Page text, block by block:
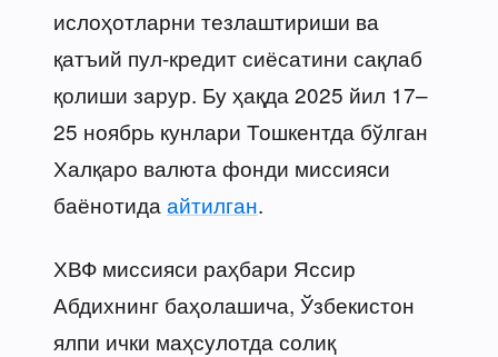
ислоҳотларни тезлаштириши ва
қатъий пул-кредит сиёсатини сақлаб
қолиши зарур. Бу ҳақда 2025 йил 17–
25 ноябрь кунлари Тошкентда бўлган
Халқаро валюта фонди миссияси
баёнотида айтилган.
ХВФ миссияси раҳбари Яссир
Абдихнинг баҳолашича, Ўзбекистон
ялпи ички маҳсулотда солиқ